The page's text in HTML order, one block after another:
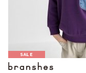
SALE